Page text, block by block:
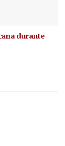
durante